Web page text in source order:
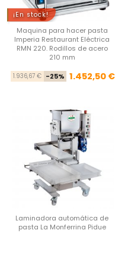
¡En stock!
Maquina para hacer pasta
Imperia Restaurant Eléctrica
RMN 220. Rodillos de acero
210 mm
1.936,67 € -25% Precio
1.452,50 €
Laminadora automática de
pasta La Monferrina Pidue